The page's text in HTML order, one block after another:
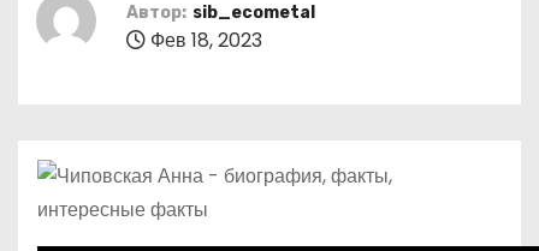
Автор: sib_ecometal
Фев 18, 2023